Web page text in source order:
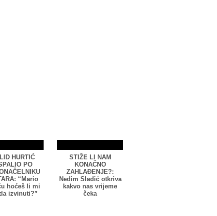
HURTIĆ
PO
“Mario
hoćeš li mi
izvinuti?”
STIŽE LI NAM
KONAČNO
ZAHLAĐENJE?:
Nedim Sladić otkriva
kakvo nas vrijeme
čeka